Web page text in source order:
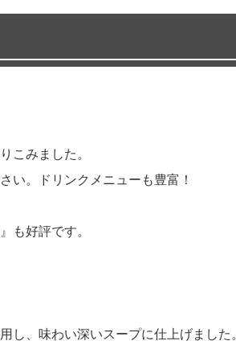
こみました。
い。ドリンクメニューも豊富！
も好評です。
、味わい深いスープに仕上げました。